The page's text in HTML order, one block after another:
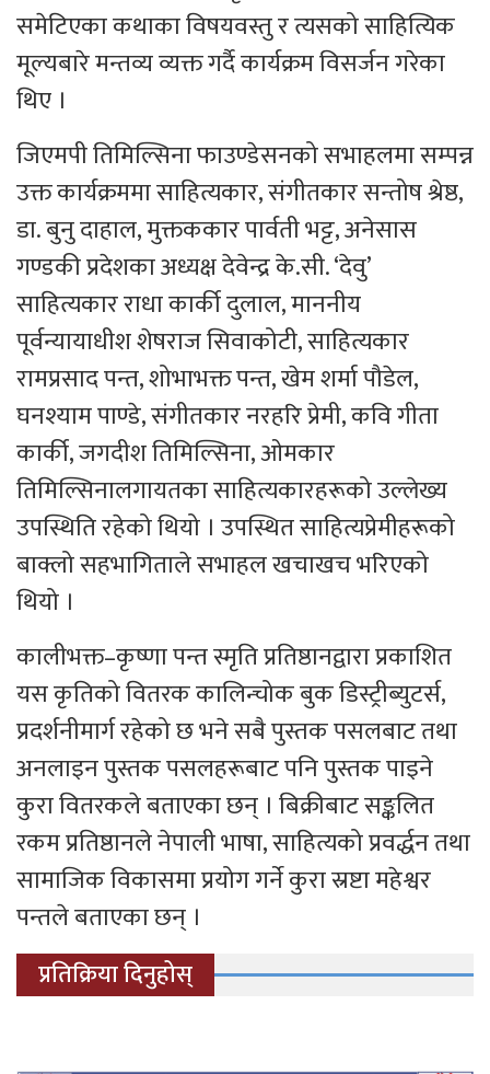
समेटिएका कथाका विषयवस्तु र त्यसको साहित्यिक
मूल्यबारे मन्तव्य व्यक्त गर्दै कार्यक्रम विसर्जन गरेका
थिए ।
जिएमपी तिमिल्सिना फाउण्डेसनको सभाहलमा सम्पन्न
उक्त कार्यक्रममा साहित्यकार, संगीतकार सन्तोष श्रेष्ठ,
डा. बुनु दाहाल, मुक्तककार पार्वती भट्ट, अनेसास
गण्डकी प्रदेशका अध्यक्ष देवेन्द्र के.सी. ‘देवु’
साहित्यकार राधा कार्की दुलाल, माननीय
पूर्वन्यायाधीश शेषराज सिवाकोटी, साहित्यकार
रामप्रसाद पन्त, शोभाभक्त पन्त, खेम शर्मा पौडेल,
घनश्याम पाण्डे, संगीतकार नरहरि प्रेमी, कवि गीता
कार्की, जगदीश तिमिल्सिना, ओमकार
तिमिल्सिनालगायतका साहित्यकारहरूको उल्लेख्य
उपस्थिति रहेको थियो । उपस्थित साहित्यप्रेमीहरूको
बाक्लो सहभागिताले सभाहल खचाखच भरिएको
थियो ।
कालीभक्त–कृष्णा पन्त स्मृति प्रतिष्ठानद्वारा प्रकाशित
यस कृतिको वितरक कालिन्चोक बुक डिस्ट्रीब्युटर्स,
प्रदर्शनीमार्ग रहेको छ भने सबै पुस्तक पसलबाट तथा
अनलाइन पुस्तक पसलहरूबाट पनि पुस्तक पाइने
कुरा वितरकले बताएका छन् । बिक्रीबाट सङ्कलित
रकम प्रतिष्ठानले नेपाली भाषा, साहित्यको प्रवर्द्धन तथा
सामाजिक विकासमा प्रयोग गर्ने कुरा स्रष्टा महेश्वर
पन्तले बताएका छन् ।
प्रतिक्रिया दिनुहोस्